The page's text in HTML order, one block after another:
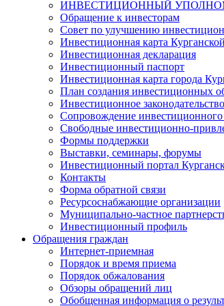
ИНВЕСТИЦИОННЫЙ
Обращение к инвесторам
Совет по улучшению
Инвестиционная карта
Инвестиционная декларация
Инвестиционный паспорт
Инвестиционная карта города
План создания инвестиционных
Инвестиционное законодательство
Сопровождение инвестиционного
Свободные инвестиционно-
Формы поддержки
Выставки, семинары, форумы
Инвестиционный портал
Контакты
Форма обратной связи
Ресурсоснабжающие организации
Муниципально-частное
Инвестиционный профиль
Обращения граждан
Интернет-приемная
Порядок и время приема
Порядок обжалования
Обзоры обращений лиц
Обобщенная информация о